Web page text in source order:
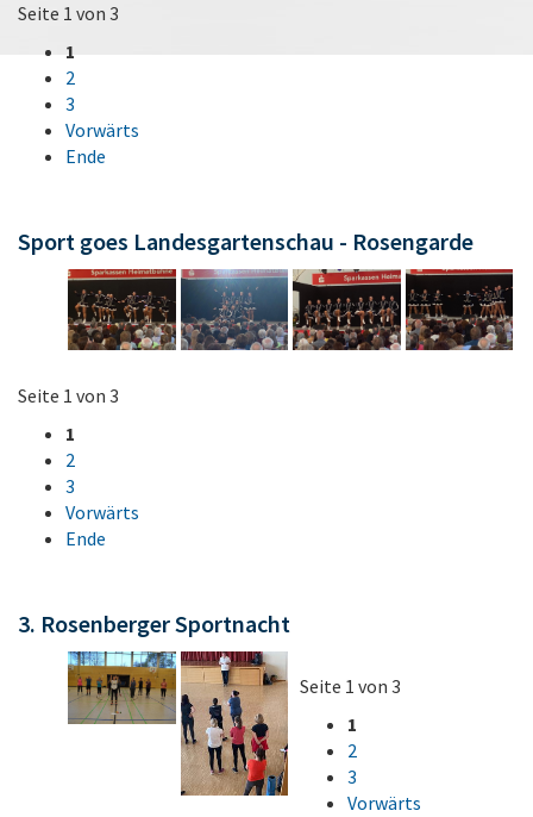
Seite 1 von 3
1
2
3
Vorwärts
Ende
Sport goes Landesgartenschau - Rosengarde
Seite 1 von 3
1
2
3
Vorwärts
Ende
3. Rosenberger Sportnacht
Seite 1 von 3
1
2
3
Vorwärts